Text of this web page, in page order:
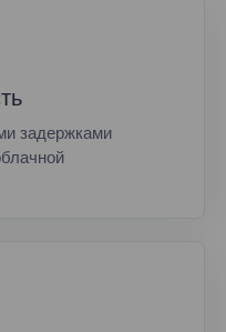
задержками